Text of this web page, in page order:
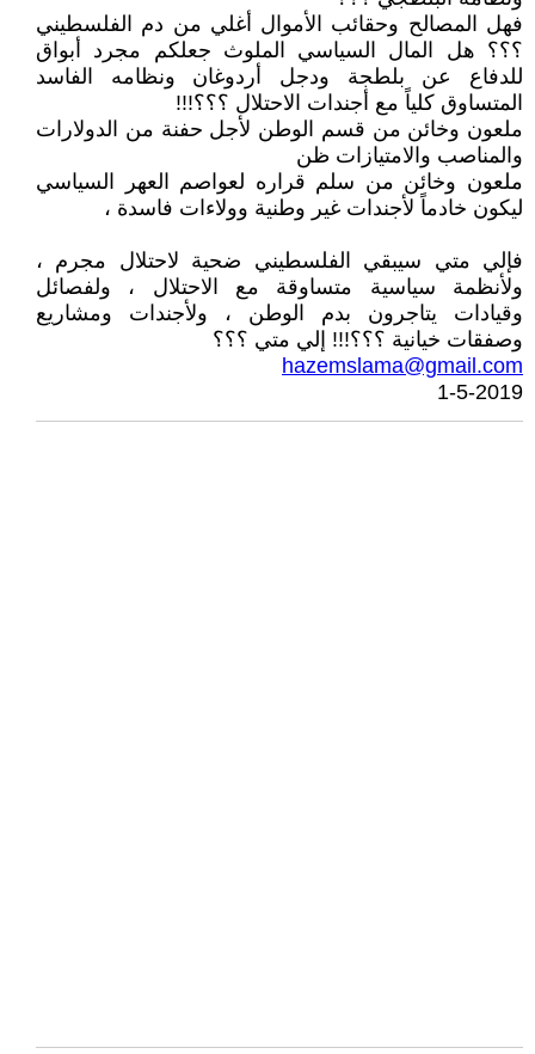
فهل المصالح وحقائب الأموال أغلي من دم الفلسطيني
؟؟؟ هل المال السياسي الملوث جعلكم مجرد أبواق
للدفاع عن بلطجة ودجل أردوغان ونظامه الفاسد
المتساوق كلياً مع أجندات الاحتلال ؟؟؟!!!
ملعون وخائن من قسم الوطن لأجل حفنة من الدولارات
والمناصب والامتيازات ظن
ملعون وخائن من سلم قراره لعواصم العهر السياسي
ليكون خادماً لأجندات غير وطنية وولاءات فاسدة ،
فإلي متي سيبقي الفلسطيني ضحية لاحتلال مجرم ،
ولأنظمة سياسية متساوقة مع الاحتلال ، ولفصائل
وقيادات يتاجرون بدم الوطن ، ولأجندات ومشاريع
وصفقات خيانية ؟؟؟!!! إلي متي ؟؟؟
hazemslama@gmail.com
1-5-2019